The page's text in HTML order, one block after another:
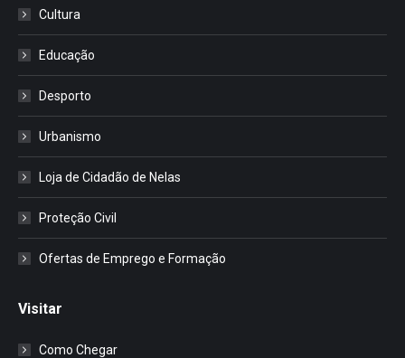
Cultura
Educação
Desporto
Urbanismo
Loja de Cidadão de Nelas
Proteção Civil
Ofertas de Emprego e Formação
Visitar
Como Chegar